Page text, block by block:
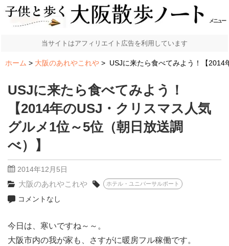
メニュー
当サイトはアフィリエイト広告を利用しています
ホーム 大阪のあれやこれや USJに来たら食べてみよう！【
USJに来たら食べてみよう！
【2014年のUSJ・クリスマス人気
グルメ1位～5位（朝日放送調
べ）】
2014年12月5日
大阪のあれやこれや ホテル・ユニバーサルポート
コメントなし
今日は、寒いですね～～。
大阪市内の我が家も、さすがに暖房フル稼働です。